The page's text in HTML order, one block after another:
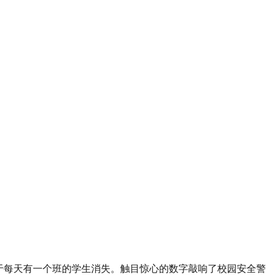
天有一个班的学生消失。触目惊心的数字敲响了校园安全警